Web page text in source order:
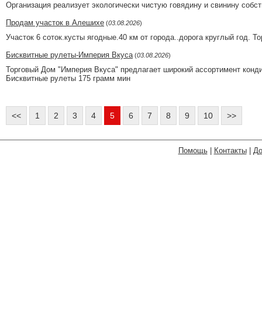
Организация реализует экологически чистую говядину и свинину
Продам участок в Алешихе (03.08.2026)
Участок 6 соток.кусты ягодные.40 км от города..дорога круглый год.
Бисквитные рулеты-Империя Вкуса (03.08.2026)
Торговый Дом "Империя Вкуса" предлагает широкий ассортимент
Бисквитные рулеты 175 грамм мин
<< 1 2 3 4 5 6 7 8 9 10 >>
Помощь| Контакты|